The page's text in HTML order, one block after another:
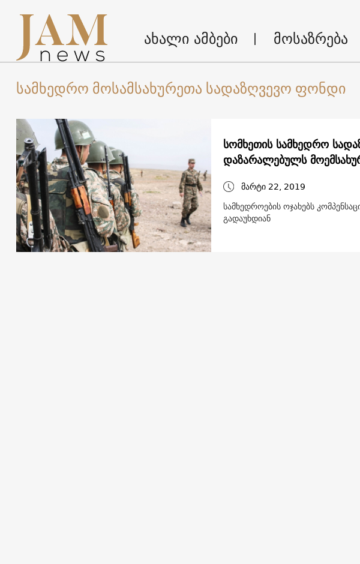
ახალი ამბები მოსაზრება
სამხედრო მოსამსახურეთა სადაზღვევო ფონდი
სომხეთის სამხედრო
დაზარალებულს
მარტი 22, 2019
სამხედროების ოჯახებს
გადაუხდიან